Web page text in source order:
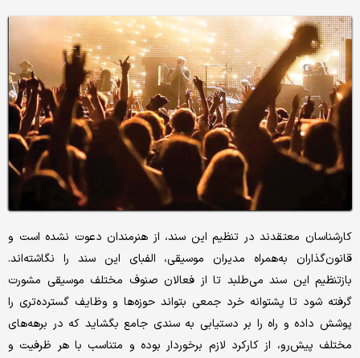
کارشناسان معتقدند در تنظیم این سند، از هنرمندان دعوت نشده است و
قانون‌گذاران به‌همراه مدیران موسیقی، الفبای این سند را نگاشته‌اند.
بازتنظیم این سند می‌طلبد تا از فعالان صنوف مختلف موسیقی مشورت
گرفته شود تا پشتوانه خرد جمعی بتواند حوزه‌ها و وظایف گسترده‌تری را
پوشش داده و راه را بر دستیابی به سندی جامع بگشاید که در برهه‌های
مختلف پیش‌رو، از کارکرد لازم برخوردار بوده و متناسب با هر ظرفیت و